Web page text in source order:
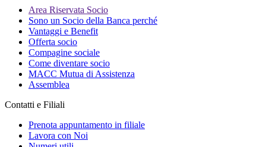
Area Riservata Socio
Sono un Socio della Banca perché
Vantaggi e Benefit
Offerta socio
Compagine sociale
Come diventare socio
MACC Mutua di Assistenza
Assemblea
Contatti e Filiali
Prenota appuntamento in filiale
Lavora con Noi